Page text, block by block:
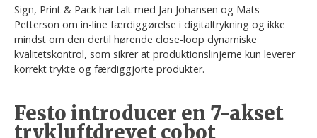
Sign, Print & Pack har talt med Jan Johansen og Mats
Petterson om in-line færdiggørelse i digitaltrykning og ikke
mindst om den dertil hørende close-loop dynamiske
kvalitetskontrol, som sikrer at produktionslinjerne kun leverer
korrekt trykte og færdiggjorte produkter.
Festo introducer en 7-akset
trykluftdrevet cobot